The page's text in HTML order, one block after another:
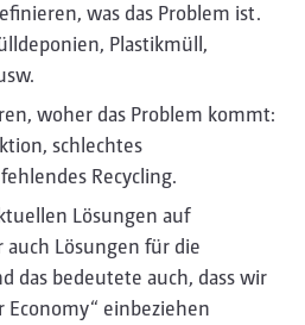
was das Problem ist.
Plastikmüll,
woher das Problem kommt:
schlechtes
Recycling.
Lösungen auf
Lösungen für die
das bedeutete auch, dass wir
Economy“ einbeziehen